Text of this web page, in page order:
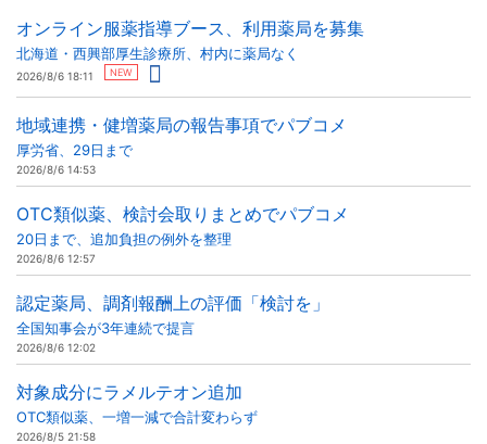
オンライン服薬指導ブース、利用薬局を募集
北海道・西興部厚生診療所、村内に薬局なく
2026/8/6 18:11 NEW
地域連携・健増薬局の報告事項でパブコメ
厚労省、29日まで
2026/8/6 14:53
OTC類似薬、検討会取りまとめでパブコメ
20日まで、追加負担の例外を整理
2026/8/6 12:57
認定薬局、調剤報酬上の評価「検討を」
全国知事会が3年連続で提言
2026/8/6 12:02
対象成分にラメルテオン追加
OTC類似薬、一増一減で合計変わらず
2026/8/5 21:58